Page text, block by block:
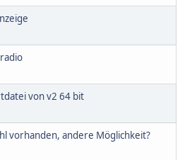
von v2 64 bit
vorhanden, andere Möglichkeit?